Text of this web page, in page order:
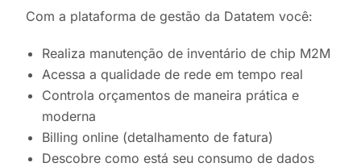
Com a plataforma de gestão da Datatem você:
Realiza manutenção de inventário de chip M2M
Acessa a qualidade de rede em tempo real
Controla orçamentos de maneira prática e
moderna
Billing online (detalhamento de fatura)
Descobre como está seu consumo de dados